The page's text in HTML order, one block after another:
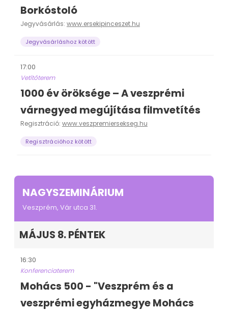
Borkóstoló
Jegyvásárlás: www.ersekipinceszet.hu
Jegyvásárláshoz kötött
17:00
Vetítőterem
1000 év öröksége – A veszprémi
várnegyed megújítása filmvetítés
Regisztráció: www.veszpremiersekseg.hu
Regisztrációhoz kötött
NAGYSZEMINÁRIUM
Veszprém, Vár utca 31.
MÁJUS 8. PÉNTEK
16:30
Konferenciaterem
Mohács 500 - "Veszprém és a
veszprémi egyházmegye Mohács